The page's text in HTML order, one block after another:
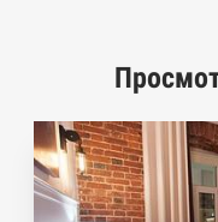
Реестры
Ростехнадзор